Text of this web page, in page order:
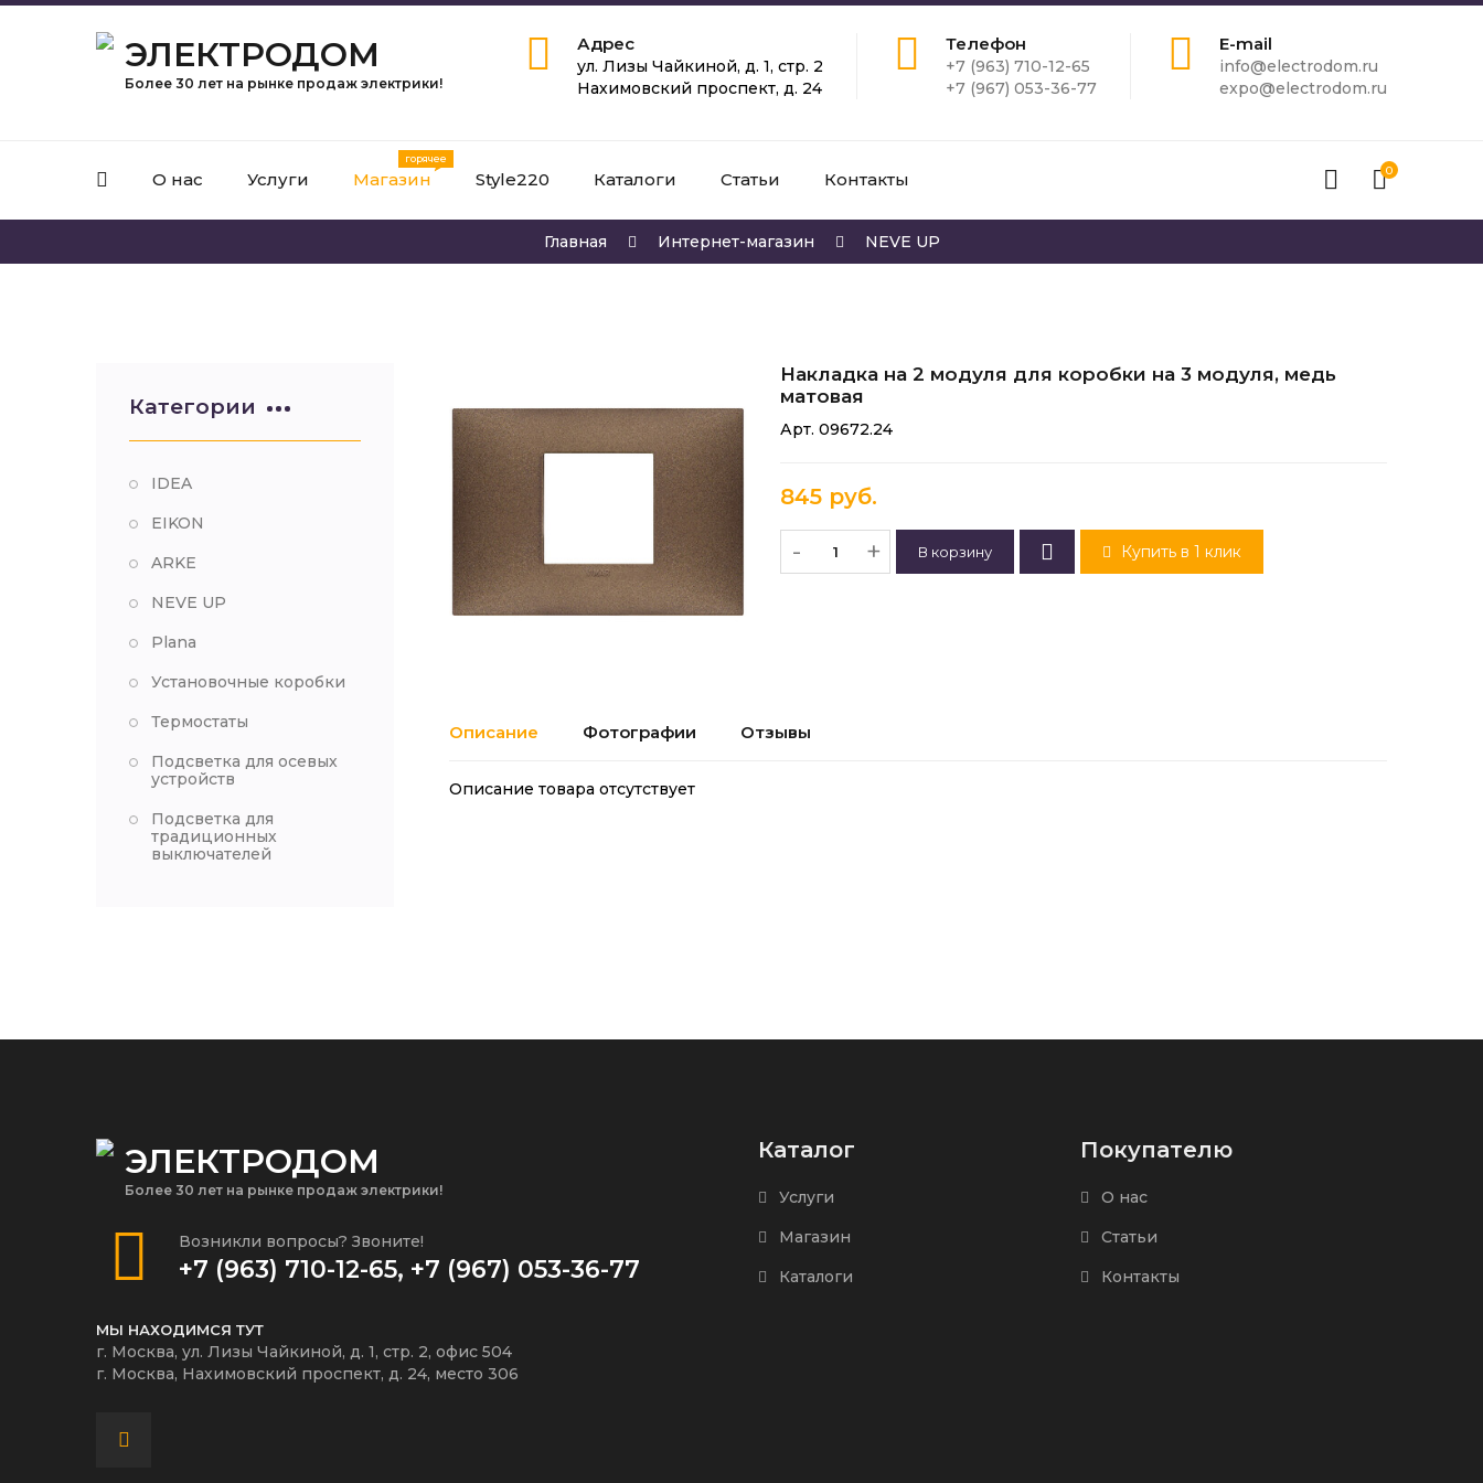
ЭЛЕКТРОДОМ
Более 30 лет на рынке продаж электрики!
Адрес
ул. Лизы Чайкиной, д. 1, стр. 2
Нахимовский проспект, д. 24
Телефон
+7 (963) 710-12-65
+7 (967) 053-36-77
E-mail
info@electrodom.ru
expo@electrodom.ru
О нас Услуги Магазин Style220 Каталоги Статьи Контакты 0
Главная Интернет-магазин NEVE UP
Накладка на 2 модуля для коробки на 3 модуля, медь
матовая
Арт. 09672.24
845 руб.
- + Купить в 1 клик
Описание Фотографии Отзывы
Описание товара отсутствует
Категории
IDEA
EIKON
ARKE
NEVE UP
Plana
Установочные коробки
Термостаты
Подсветка для осевых
устройств
Подсветка для
традиционных
выключателей
ЭЛЕКТРОДОМ
Более 30 лет на рынке продаж электрики!
Возникли вопросы? Звоните!
+7 (963) 710-12-65, +7 (967) 053-36-77
МЫ НАХОДИМСЯ ТУТ
г. Москва, ул. Лизы Чайкиной, д. 1, стр. 2, офис 504
г. Москва, Нахимовский проспект, д. 24, место 306
Каталог
Услуги
Магазин
Каталоги
Покупателю
О нас
Статьи
Контакты